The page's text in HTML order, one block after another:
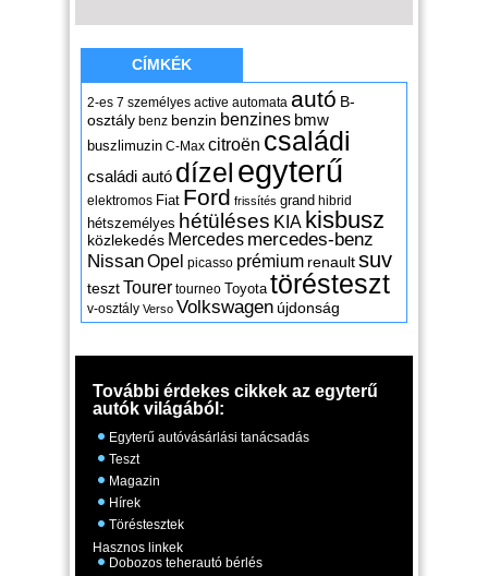
CÍMKÉK
2-es 7 személyes active automata autó B-
osztály benz benzin benzines bmw
buszlimuzin C-Max citroën családi
családi autó dízel egyterű
elektromos Fiat Ford frissítés grand hibrid
hétszemélyes hétüléses KIA kisbusz
közlekedés Mercedes mercedes-benz
NissanOpel picasso prémium renaultsuv
tesztTourer tourneo Toyota törésteszt
v-osztály Verso Volkswagen újdonság
További érdekes cikkek az egyterű
autók világából:
Egyterű autóvásárlási tanácsadás
Teszt
Magazin
Hírek
Töréstesztek
Hasznos linkek
Dobozos teherautó bérlés